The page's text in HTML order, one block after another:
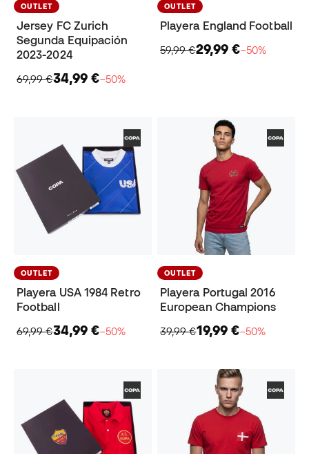
OUTLET
Jersey FC Zurich
Segunda Equipación
2023-2024
69,99 €34,99 €−50%
OUTLET
Playera England Football
59,99 €29,99 €−50%
OUTLET
Playera USA 1984 Retro
Football
69,99 €34,99 €−50%
OUTLET
Playera Portugal 2016
European Champions
39,99 €19,99 €−50%